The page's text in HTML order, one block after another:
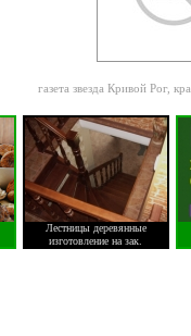
газета звезда Кривой Рог,
Лестницы деревянные
изготовление на зак.